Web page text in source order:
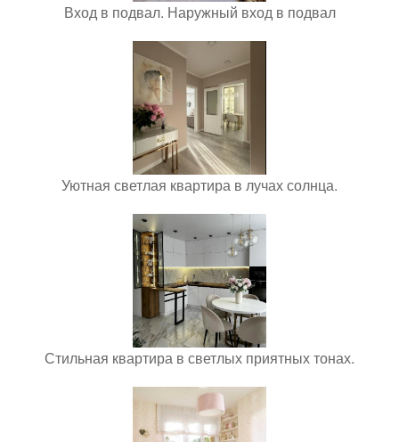
Вход в подвал. Наружный вход в подвал
Уютная светлая квартира в лучах солнца.
Стильная квартира в светлых приятных тонах.